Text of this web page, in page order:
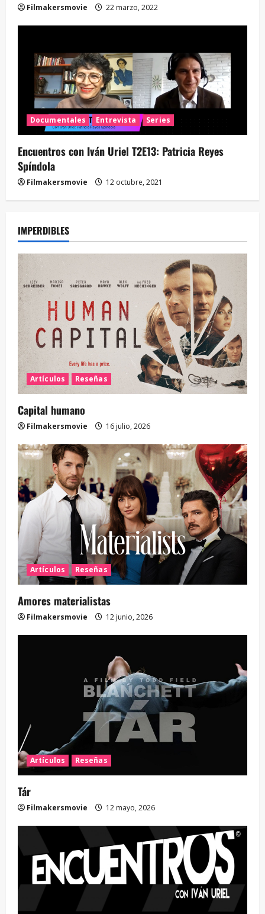
Filmakersmovie 22 marzo, 2022
Documentales Entrevista Series
Encuentros con Iván Uriel T2E13: Patricia Reyes
Spíndola
Filmakersmovie 12 octubre, 2021
IMPERDIBLES
Artículos Reseñas
Capital humano
Filmakersmovie 16 julio, 2026
Artículos Reseñas
Amores materialistas
Filmakersmovie 12 junio, 2026
Artículos Reseñas
Tár
Filmakersmovie 12 mayo, 2026